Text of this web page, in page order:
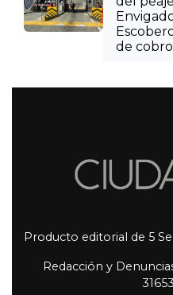
de cobro
Producto editorial de 5
Redacción y